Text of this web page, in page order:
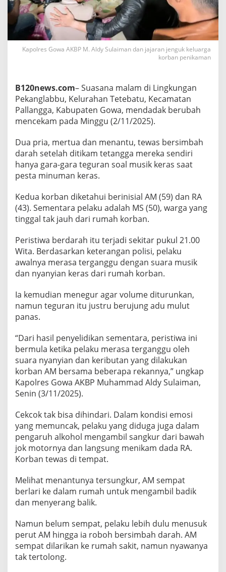
r
s
,
P
r
o
w
a
k
a
m
M
r
u
a
a
n
M
e
n
n
t
a
h
g
g
a
e
a
s
Kapolres Gowa AKBP M. Aldy Sulaiman dan jajaran jenguk keluarga
korban penikaman
B120news.com– Suasana malam di Lingkungan
Pekanglabbu, Kelurahan Tetebatu, Kecamatan
Pallangga, Kabupaten Gowa, mendadak berubah
mencekam pada Minggu (2/11/2025).
Dua pria, mertua dan menantu, tewas bersimbah
darah setelah ditikam tetangga mereka sendiri
hanya gara-gara teguran soal musik keras saat
pesta minuman keras.
Kedua korban diketahui berinisial AM (59) dan RA
(43). Sementara pelaku adalah MS (50), warga yang
tinggal tak jauh dari rumah korban.
Peristiwa berdarah itu terjadi sekitar pukul 21.00
Wita. Berdasarkan keterangan polisi, pelaku
awalnya merasa terganggu dengan suara musik
dan nyanyian keras dari rumah korban.
Ia kemudian menegur agar volume diturunkan,
namun teguran itu justru berujung adu mulut
panas.
“Dari hasil penyelidikan sementara, peristiwa ini
bermula ketika pelaku merasa terganggu oleh
suara nyanyian dan keributan yang dilakukan
korban AM bersama beberapa rekannya,” ungkap
Kapolres Gowa AKBP Muhammad Aldy Sulaiman,
Senin (3/11/2025).
Cekcok tak bisa dihindari. Dalam kondisi emosi
yang memuncak, pelaku yang diduga juga dalam
pengaruh alkohol mengambil sangkur dari bawah
jok motornya dan langsung menikam dada RA.
Korban tewas di tempat.
Melihat menantunya tersungkur, AM sempat
berlari ke dalam rumah untuk mengambil badik
dan menyerang balik.
Namun belum sempat, pelaku lebih dulu menusuk
perut AM hingga ia roboh bersimbah darah. AM
sempat dilarikan ke rumah sakit, namun nyawanya
tak tertolong.